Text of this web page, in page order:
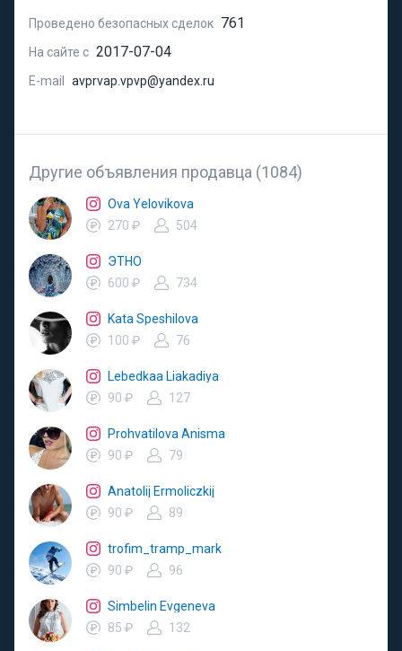
Проведено безопасных сделок 761
На сайте с 2017-07-04
E-mail avprvap.vpvp@yandex.ru
Другие объявления продавца (1084)
Ova Yelovikova
270 ₽
504
ЭТНО
600 ₽
734
Kata Speshilova
100 ₽
76
Lebedkaa Liakadiya
90 ₽
127
Prohvatilova Anisma
90 ₽
79
Anatolij Ermoliczkij
90 ₽
89
trofim_tramp_mark
90 ₽
96
Simbelin Evgeneva
85 ₽
132